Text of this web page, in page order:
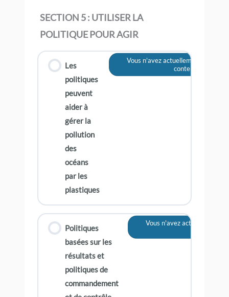
SECTION 5 : UTILISER LA
POLITIQUE POUR AGIR
Les
politiques
peuvent
aider à
gérer la
pollution
des
océans
par les
plastiques
Vous n'avez actuellement pas
contenu
Politiques
basées sur les
résultats et
politiques de
commandement
Vous n'avez actuellement